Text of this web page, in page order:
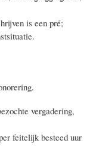
is een pré;
vergadering,
feitelijk besteed uur